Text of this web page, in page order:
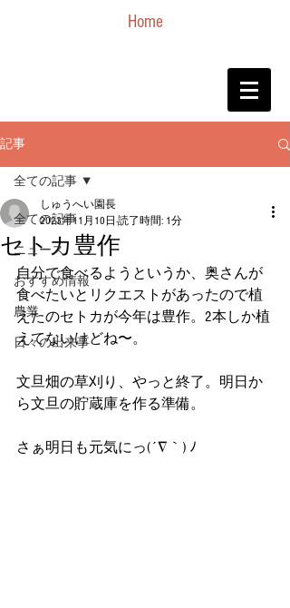
Home
記事
全ての記事
ニュース
おすすめ情報
農業
日々の出来事
全ての記事
セトカ豊作
しゅうへい園長
2023年11月10日 読了時間: 1分
自分で食べるようというか、奥さんが
食べたいとリクエストがあったので植
えたのセトカが今年は豊作。2本しか植
えてないけどね〜。
文旦畑の草刈り、やっと終了。明日か
ら文旦の貯蔵庫を作る準備。
さぁ明日も元気にっ(´∇｀) ﾉ